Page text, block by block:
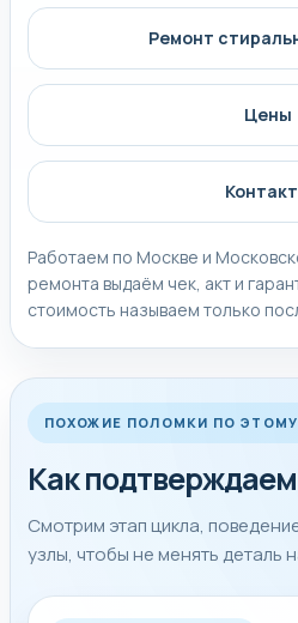
Ремонт
Цены
Работаем по Москве и
ремонта выдаём чек, акт и
стоимость называем только
ПОХОЖИЕ ПОЛОМКИ ПО
Как
Смотрим этап цикла,
узлы, чтобы не менять деталь